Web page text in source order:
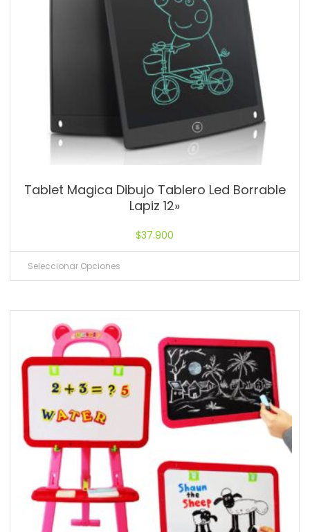
Tablet Magica Dibujo Tablero Led Borrable
Lapiz 12»
$37.900
Seleccionar Opciones